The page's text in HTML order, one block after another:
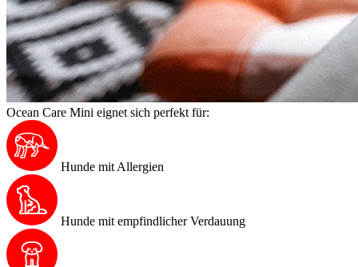
Ocean Care Mini eignet sich perfekt für:
Hunde mit Allergien
Hunde mit empfindlicher Verdauung